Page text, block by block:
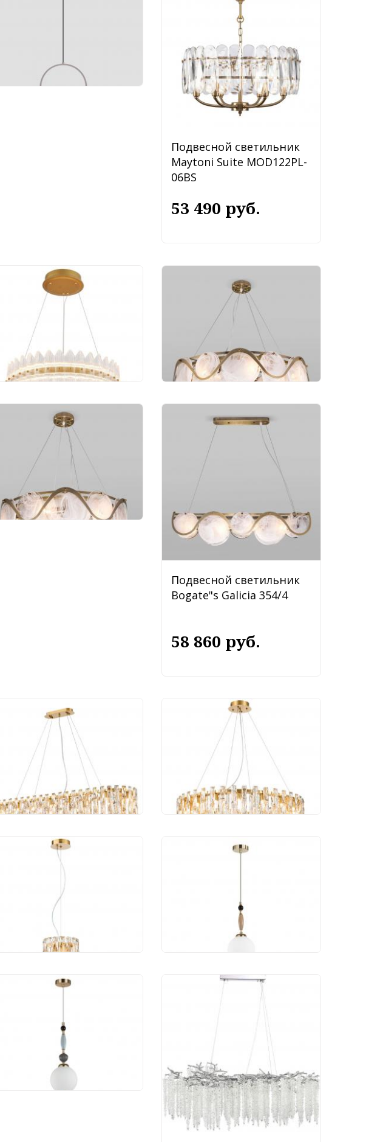
Подвесной светильник
Maytoni Suite MOD122PL-
06BS
53 490 руб.
Светильник подвесной
Favourite Mirabella 4754-
50 130 руб.
Подвесной светильник
Bogate"s Galicia 354/8
113 724 руб.
Подвесной светильник
Bogate"s Galicia 354/6
94 176 руб.
Подвесной светильник
Bogate"s Galicia 354/4
58 860 руб.
Светильник подвесной
Favourite Infinity 4721-18P
51 930 руб.
Светильник подвесной
Favourite Infinity 4721-20P
68 670 руб.
Светильник подвесной
Favourite Infinity 4721-4P
10 350 руб.
Подвесной светильник
10 707 руб.
13 428 руб.